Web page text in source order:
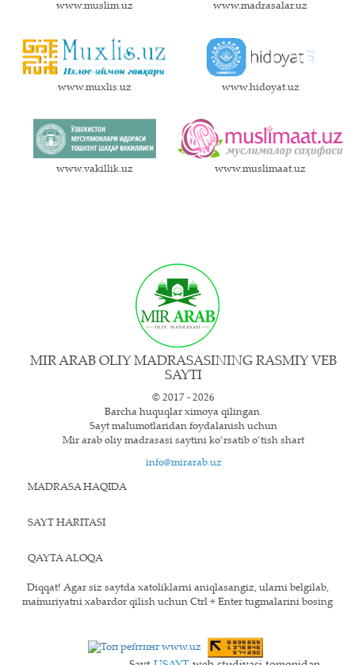
www.muslim.uz www.madrasalar.uz
www.muxlis.uz www.hidoyat.uz
www.vakillik.uz www.muslimaat.uz
MIR ARAB OLIY MADRASASINING RASMIY VEB
SAYTI
© 2017 - 2026
Barcha huquqlar ximoya qilingan.
Sayt ma`lumotlaridan foydalanish uchun
Mir arab oliy madrasasi saytini ko‘rsatib o‘tish shart
info@mirarab.uz
MADRASA HAQIDA
SAYT HARITASI
QAYTA ALOQA
Diqqat! Agar siz saytda xatoliklarni aniqlasangiz, ularni belgilab,
ma`muriyatni xabardor qilish uchun Ctrl + Enter tugmalarini bosing